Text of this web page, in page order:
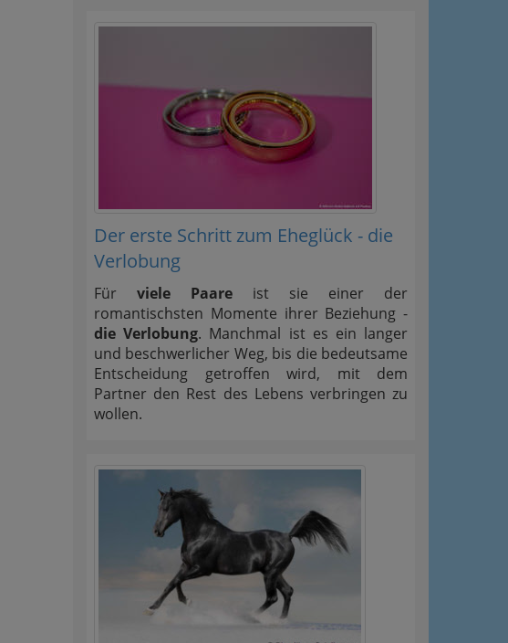
Der erste Schritt zum Eheglück - die
Verlobung
Für viele Paare ist sie einer der
romantischsten Momente ihrer Beziehung -
die Verlobung. Manchmal ist es ein langer
und beschwerlicher Weg, bis die bedeutsame
Entscheidung getroffen wird, mit dem
Partner den Rest des Lebens verbringen zu
wollen.